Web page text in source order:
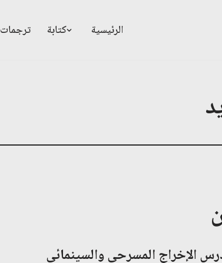
الرئيسية كتابة ترجمات
الإخراج المسرحي والسينمائي